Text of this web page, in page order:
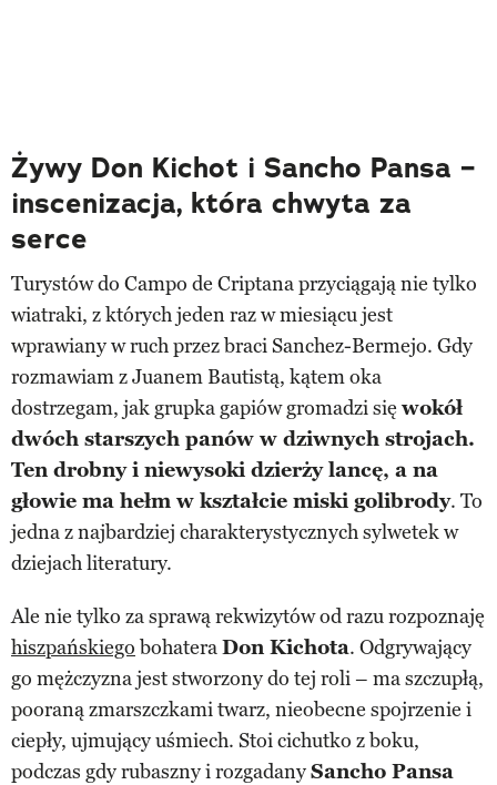
Żywy Don Kichot i Sancho Pansa –
inscenizacja, która chwyta za
serce
Turystów do Campo de Criptana przyciągają nie tylko
wiatraki, z których jeden raz w miesiącu jest
wprawiany w ruch przez braci Sanchez-Bermejo. Gdy
rozmawiam z Juanem Bautistą, kątem oka
dostrzegam, jak grupka gapiów gromadzi się wokół
dwóch starszych panów w dziwnych strojach.
Ten drobny i niewysoki dzierży lancę, a na
głowie ma hełm w kształcie miski golibrody. To
jedna z najbardziej charakterystycznych sylwetek w
dziejach literatury.
Ale nie tylko za sprawą rekwizytów od razu rozpoznaję
hiszpańskiego bohateraDon Kichota. Odgrywający
go mężczyzna jest stworzony do tej roli – ma szczupłą,
pooraną zmarszczkami twarz, nieobecne spojrzenie i
ciepły, ujmujący uśmiech. Stoi cichutko z boku,
podczas gdy rubaszny i rozgadanySancho Pansa